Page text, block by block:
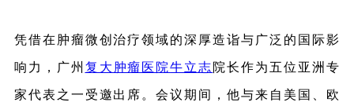
凭借在肿瘤微创治疗领域的深厚造诣与广泛的国际影
响力，广州 复大肿瘤医院牛立志 院长作为五位亚洲专
家代表之一受邀出席。会议期间，他与来自美国、欧